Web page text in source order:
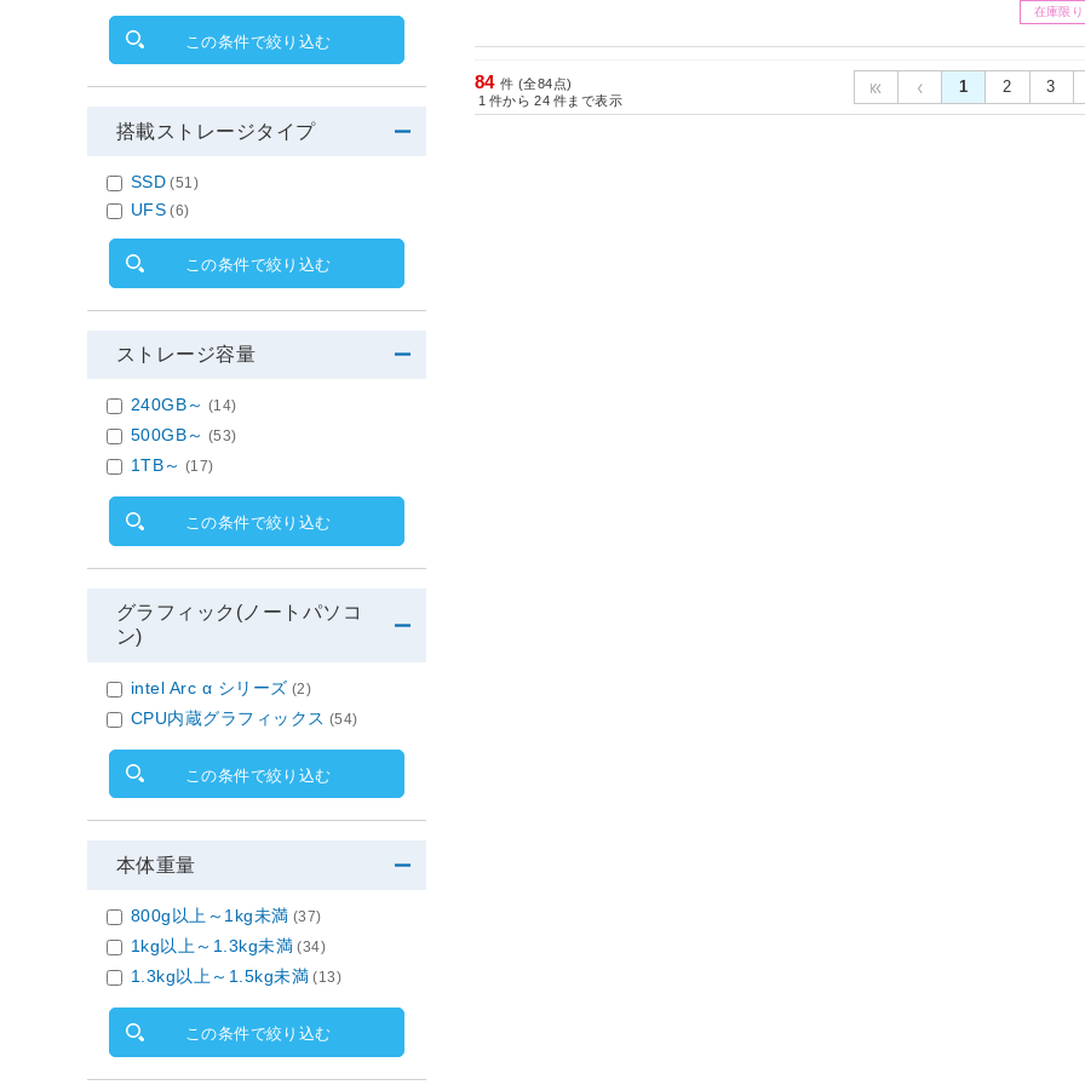
秋冬モ
在庫限り
84 件 (全84点)
1 件から 24 件まで表示
1 2 3
この条件で絞り込む
搭載ストレージタイプ
SSD (51)
UFS (6)
この条件で絞り込む
ストレージ容量
240GB～ (14)
500GB～ (53)
1TB～ (17)
この条件で絞り込む
グラフィック(ノートパソコ
ン)
intel Arc α シリーズ (2)
CPU内蔵グラフィックス (54)
この条件で絞り込む
本体重量
800g以上～1kg未満 (37)
1kg以上～1.3kg未満 (34)
1.3kg以上～1.5kg未満 (13)
この条件で絞り込む